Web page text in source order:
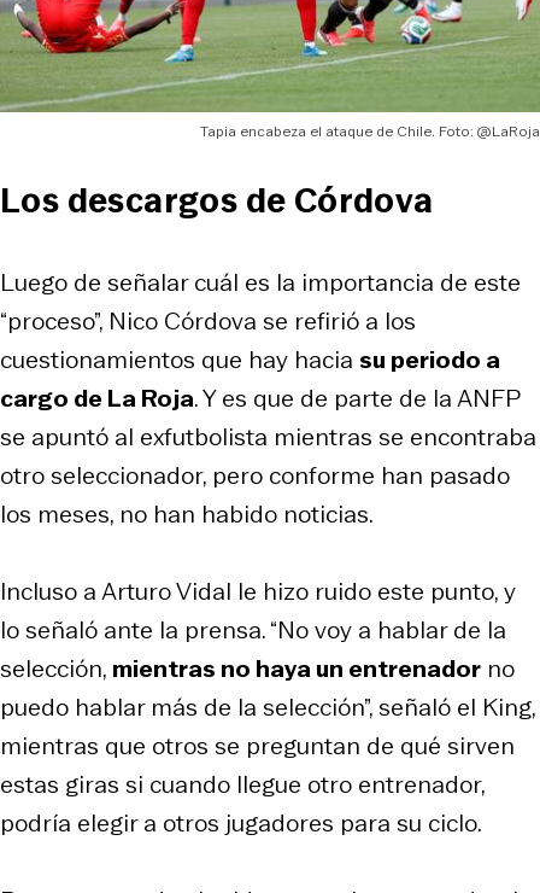
Tapia encabeza el ataque de Chile. Foto: @LaRoja
Los descargos de Córdova
Luego de señalar cuál es la importancia de este
“proceso”, Nico Córdova se refirió a los
cuestionamientos que hay hacia su periodo a
cargo de La Roja. Y es que de parte de la ANFP
se apuntó al exfutbolista mientras se encontraba
otro seleccionador, pero conforme han pasado
los meses, no han habido noticias.
Incluso a Arturo Vidal le hizo ruido este punto, y
lo señaló ante la prensa. “No voy a hablar de la
selección, mientras no haya un entrenador no
puedo hablar más de la selección”, señaló el King,
mientras que otros se preguntan de qué sirven
estas giras si cuando llegue otro entrenador,
podría elegir a otros jugadores para su ciclo.